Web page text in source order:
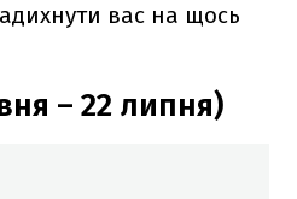
вас на щось
– 22 липня)